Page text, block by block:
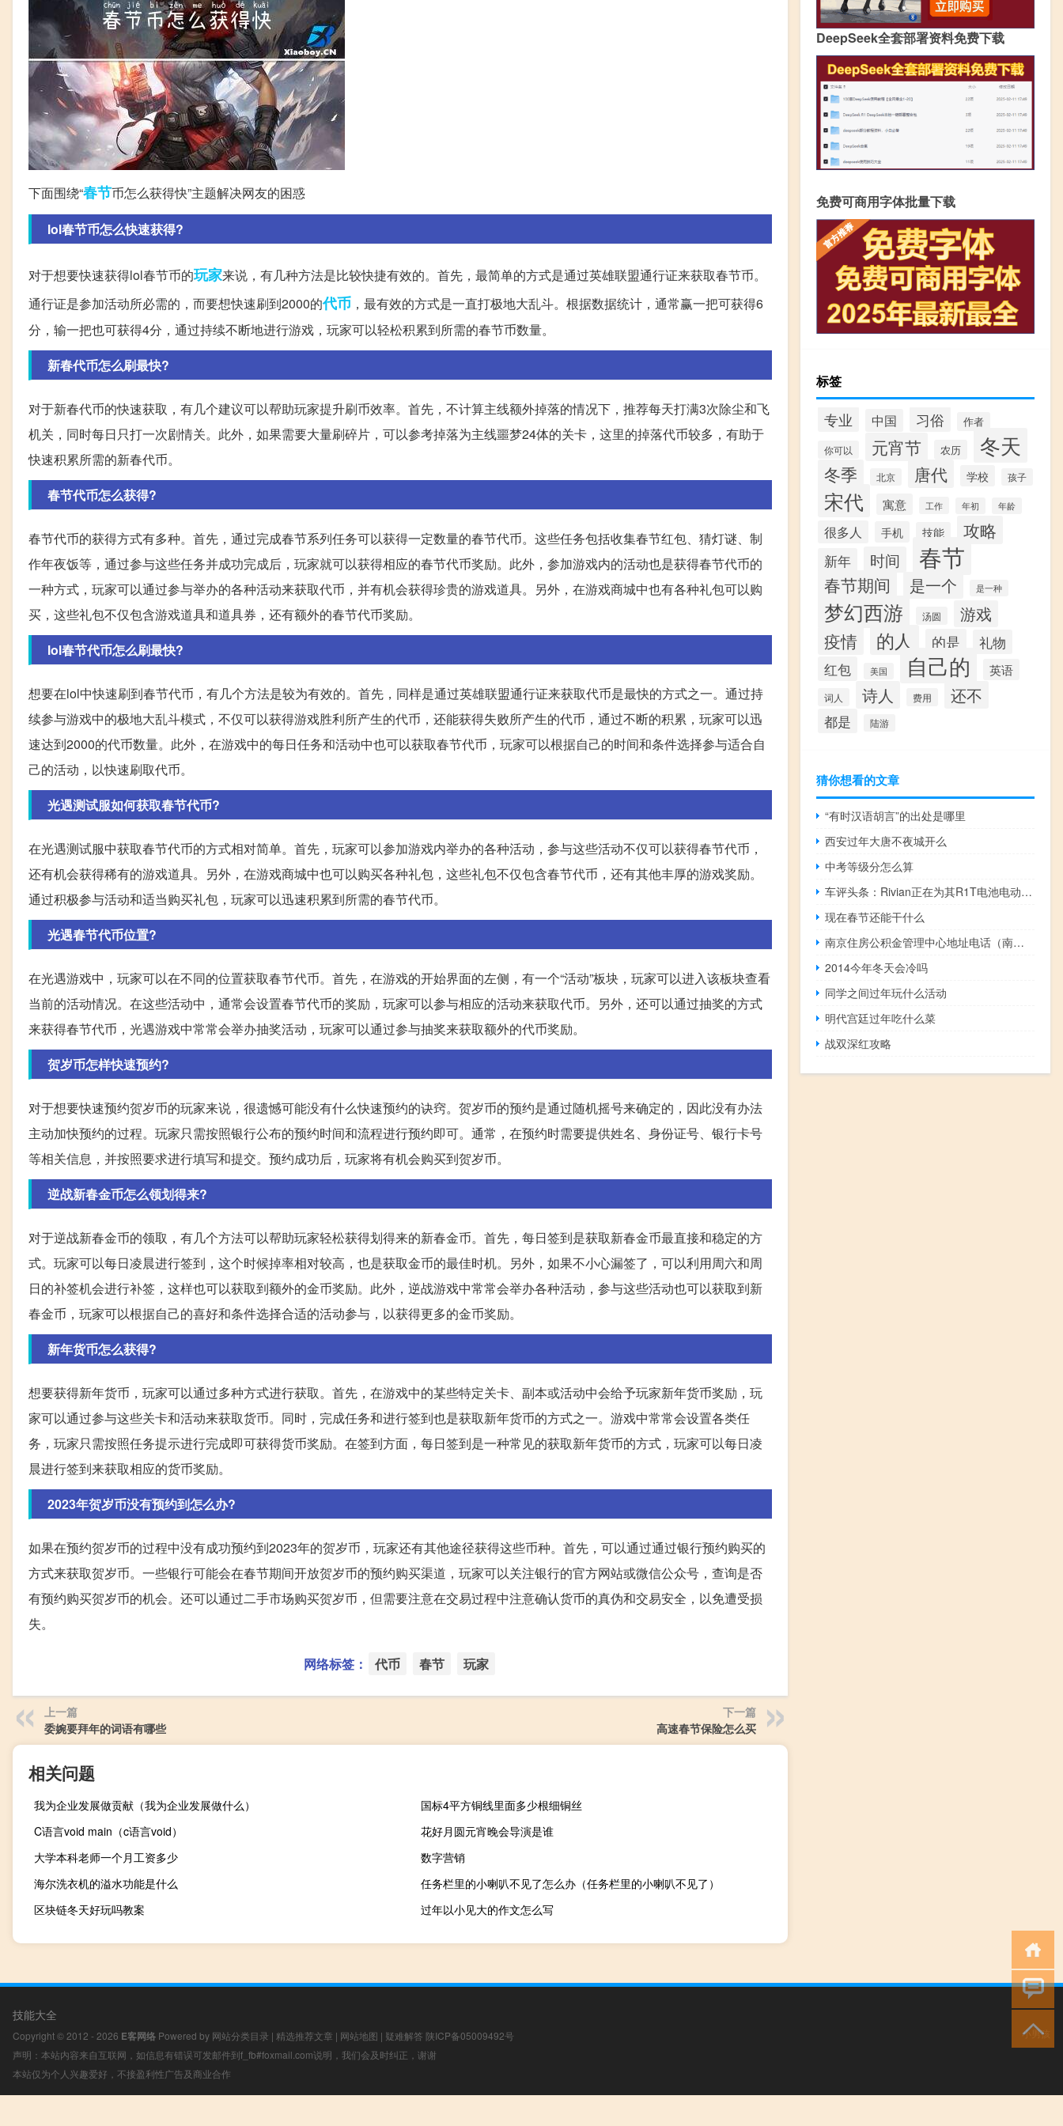
下面围绕“春节币怎么获得快”主题解决网友的困惑
lol春节币怎么快速获得?
对于想要快速获得lol春节币的玩家来说，有几种方法是比较快捷有效的。首先，最简单的方式是通过英雄联盟通行证来获取春节币。
通行证是参加活动所必需的，而要想快速刷到2000的代币 ，最有效的方式是一直打极地大乱斗。根据数据统计，通常赢一把可获得6
分，输一把也可获得4分，通过持续不断地进行游戏，玩家可以轻松积累到所需的春节币数量。
新春代币怎么刷最快?
对于新春代币的快速获取，有几个建议可以帮助玩家提升刷币效率。首先，不计算主线额外掉落的情况下，推荐每天打满3次除尘和飞
机关，同时每日只打一次剧情关。此外，如果需要大量刷碎片，可以参考掉落为主线噩梦24体的关卡，这里的掉落代币较多，有助于
快速积累所需的新春代币。
春节代币怎么获得?
春节代币的获得方式有多种。首先，通过完成春节系列任务可以获得一定数量的春节代币。这些任务包括收集春节红包、猜灯谜、制
作年夜饭等，通过参与这些任务并成功完成后，玩家就可以获得相应的春节代币奖励。此外，参加游戏内的活动也是获得春节代币的
一种方式，玩家可以通过参与举办的各种活动来获取代币，并有机会获得珍贵的游戏道具。另外，在游戏商城中也有各种礼包可以购
买，这些礼包不仅包含游戏道具和道具券，还有额外的春节代币奖励。
lol春节代币怎么刷最快?
想要在lol中快速刷到春节代币，有几个方法是较为有效的。首先，同样是通过英雄联盟通行证来获取代币是最快的方式之一。通过持
续参与游戏中的极地大乱斗模式，不仅可以获得游戏胜利所产生的代币，还能获得失败所产生的代币，通过不断的积累，玩家可以迅
速达到2000的代币数量。此外，在游戏中的每日任务和活动中也可以获取春节代币，玩家可以根据自己的时间和条件选择参与适合自
己的活动，以快速刷取代币。
光遇测试服如何获取春节代币?
在光遇测试服中获取春节代币的方式相对简单。首先，玩家可以参加游戏内举办的各种活动，参与这些活动不仅可以获得春节代币，
还有机会获得稀有的游戏道具。另外，在游戏商城中也可以购买各种礼包，这些礼包不仅包含春节代币，还有其他丰厚的游戏奖励。
通过积极参与活动和适当购买礼包，玩家可以迅速积累到所需的春节代币。
光遇春节代币位置?
在光遇游戏中，玩家可以在不同的位置获取春节代币。首先，在游戏的开始界面的左侧，有一个“活动”板块，玩家可以进入该板块查看
当前的活动情况。在这些活动中，通常会设置春节代币的奖励，玩家可以参与相应的活动来获取代币。另外，还可以通过抽奖的方式
来获得春节代币，光遇游戏中常常会举办抽奖活动，玩家可以通过参与抽奖来获取额外的代币奖励。
贺岁币怎样快速预约?
对于想要快速预约贺岁币的玩家来说，很遗憾可能没有什么快速预约的诀窍。贺岁币的预约是通过随机摇号来确定的，因此没有办法
主动加快预约的过程。玩家只需按照银行公布的预约时间和流程进行预约即可。通常，在预约时需要提供姓名、身份证号、银行卡号
等相关信息，并按照要求进行填写和提交。预约成功后，玩家将有机会购买到贺岁币。
逆战新春金币怎么领划得来?
对于逆战新春金币的领取，有几个方法可以帮助玩家轻松获得划得来的新春金币。首先，每日签到是获取新春金币最直接和稳定的方
式。玩家可以每日凌晨进行签到，这个时候掉率相对较高，也是获取金币的最佳时机。另外，如果不小心漏签了，可以利用周六和周
日的补签机会进行补签，这样也可以获取到额外的金币奖励。此外，逆战游戏中常常会举办各种活动，参与这些活动也可以获取到新
春金币，玩家可以根据自己的喜好和条件选择合适的活动参与，以获得更多的金币奖励。
新年货币怎么获得?
想要获得新年货币，玩家可以通过多种方式进行获取。首先，在游戏中的某些特定关卡、副本或活动中会给予玩家新年货币奖励，玩
家可以通过参与这些关卡和活动来获取货币。同时，完成任务和进行签到也是获取新年货币的方式之一。游戏中常常会设置各类任
务，玩家只需按照任务提示进行完成即可获得货币奖励。在签到方面，每日签到是一种常见的获取新年货币的方式，玩家可以每日凌
晨进行签到来获取相应的货币奖励。
2023年贺岁币没有预约到怎么办?
如果在预约贺岁币的过程中没有成功预约到2023年的贺岁币，玩家还有其他途径获得这些币种。首先，可以通过通过银行预约购买的
方式来获取贺岁币。一些银行可能会在春节期间开放贺岁币的预约购买渠道，玩家可以关注银行的官方网站或微信公众号，查询是否
有预约购买贺岁币的机会。还可以通过二手市场购买贺岁币，但需要注意在交易过程中注意确认货币的真伪和交易安全，以免遭受损
失。
网络标签： 代币 春节 玩家
上一篇
委婉要拜年的词语有哪些
下一篇
高速春节保险怎么买
相关问题
我为企业发展做贡献（我为企业发展做什么）
国标4平方铜线里面多少根细铜丝
C语言void main（c语言void）
花好月圆元宵晚会导演是谁
大学本科老师一个月工资多少
数字营销
海尔洗衣机的溢水功能是什么
任务栏里的小喇叭不见了怎么办（任务栏里的小喇叭不见了）
区块链冬天好玩吗教案
过年以小见大的作文怎么写
DeepSeek全套部署资料免费下载
免费可商用字体批量下载
标签
专业 中国 习俗 作者
你可以 元宵节 农历 冬天
冬季 北京 唐代 学校 孩子
宋代 寓意 工作 年初 年龄
很多人 手机 技能 攻略
新年 时间 春节
春节期间 是一个 是一种
梦幻西游 汤圆 游戏
疫情 的人 的是
礼物
红包
美国 自己的 英语
词人 诗人 费用 还不
都是 陆游
猜你想看的文章
“有时汉语胡言”的出处是哪里
西安过年大唐不夜城开么
中考等级分怎么算
车评头条：Rivian正在为其R1T电池电动皮卡车的摆放式后挡板组件申请一项新的专利申请
现在春节还能干什么
南京住房公积金管理中心地址电话（南京住房公积金管理中心简介）
2014今年冬天会冷吗
同学之间过年玩什么活动
明代宫廷过年吃什么菜
战双深红攻略
技能大全
Copyright © 2012 - 2026 E客网络 Powered by 网站分类目录 | 精选推荐文章 | 网站地图 | 疑难解答 陕ICP备05009492号
声明：本站内容来自互联网，如信息有错误可发邮件到f_fb#foxmail.com说明，我们会及时纠正，谢谢
本站仅为个人兴趣爱好，不接盈利性广告及商业合作
小男孩